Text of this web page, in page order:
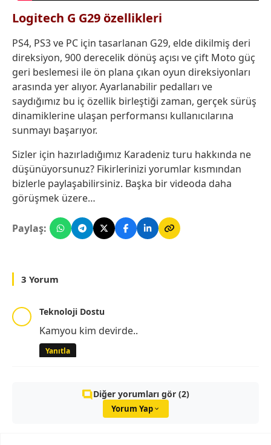
Logitech G G29 özellikleri
PS4, PS3 ve PC için tasarlanan G29, elde dikilmiş deri
direksiyon, 900 derecelik dönüş açısı ve çift Moto güç
geri beslemesi ile ön plana çıkan oyun direksiyonları
arasında yer alıyor. Ayarlanabilir pedalları ve
saydığımız bu iç özellik birleştiği zaman, gerçek sürüş
dinamiklerine ulaşan performansı kullanıcılarına
sunmayı başarıyor.
Sizler için hazırladığımız Karadeniz turu hakkında ne
düşünüyorsunuz? Fikirlerinizi yorumlar kısmından
bizlerle paylaşabilirsiniz. Başka bir videoda daha
görüşmek üzere…
Paylaş:
3 Yorum
Teknoloji Dostu
Kamyou kim devirde..
Yanıtla
Diğer yorumları gör (2)
Yorum Yap